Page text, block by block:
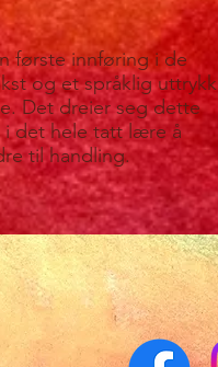
første innføring i de
og et språklig uttrykk
Det dreier seg dette
i det hele tatt lære å
til handling.